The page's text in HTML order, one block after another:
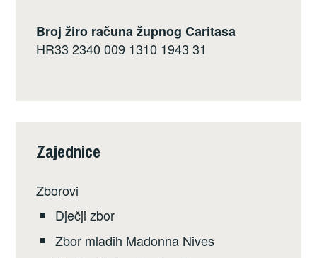
Broj žiro računa župnog Caritasa
HR33 2340 009 1310 1943 31
Zajednice
Zborovi
Dječji zbor
Zbor mladih Madonna Nives